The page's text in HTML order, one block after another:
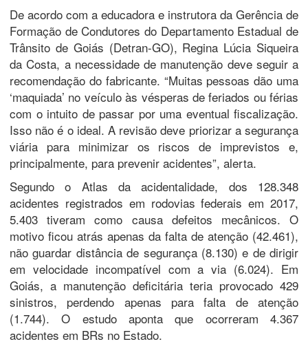
De acordo com a educadora e instrutora da Gerência de
Formação de Condutores do Departamento Estadual de
Trânsito de Goiás (Detran-GO), Regina Lúcia Siqueira
da Costa, a necessidade de manutenção deve seguir a
recomendação do fabricante. “Muitas pessoas dão uma
‘maquiada’ no veículo às vésperas de feriados ou férias
com o intuito de passar por uma eventual fiscalização.
Isso não é o ideal. A revisão deve priorizar a segurança
viária para minimizar os riscos de imprevistos e,
principalmente, para prevenir acidentes”, alerta.
Segundo o Atlas da acidentalidade, dos 128.348
acidentes registrados em rodovias federais em 2017,
5.403 tiveram como causa defeitos mecânicos. O
motivo ficou atrás apenas da falta de atenção (42.461),
não guardar distância de segurança (8.130) e de dirigir
em velocidade incompatível com a via (6.024). Em
Goiás, a manutenção deficitária teria provocado 429
sinistros, perdendo apenas para falta de atenção
(1.744). O estudo aponta que ocorreram 4.367
acidentes em BRs no Estado.